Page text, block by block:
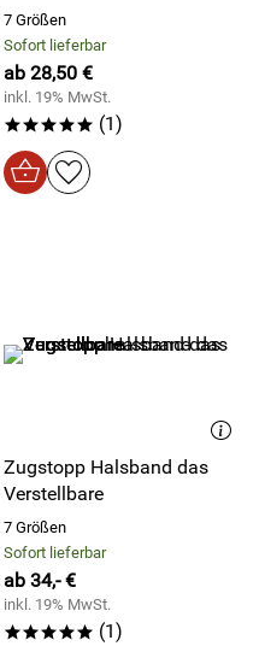
7 Größen
Sofort lieferbar
ab 28,50 €
inkl. 19% MwSt.
***** (1)
Zugstopp Halsband das
Verstellbare
7 Größen
Sofort lieferbar
ab 34,- €
inkl. 19% MwSt.
***** (1)